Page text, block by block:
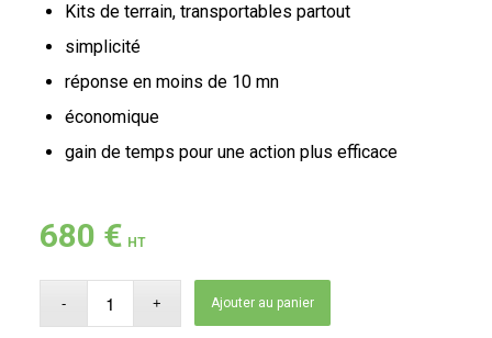
Kits de terrain, transportables partout
simplicité
réponse en moins de 10 mn
économique
gain de temps pour une action plus efficace
680 € HT
Ajouter au panier